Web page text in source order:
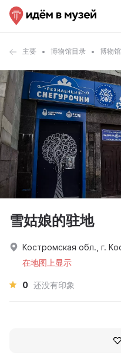
主要 博物馆目录 博物
雪姑娘的驻地
Костромская обл., г.
在地图上显示
0 还没有印象